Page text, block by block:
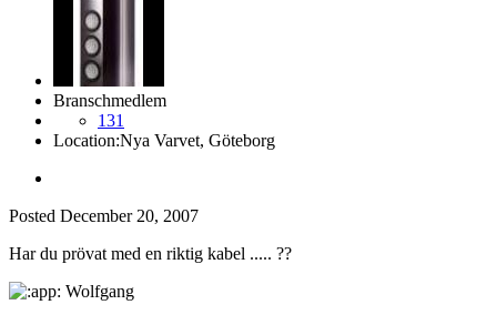
Branschmedlem
131
Location:Nya Varvet, Göteborg
Posted December 20, 2007
Har du prövat med en riktig kabel ..... ??
Wolfgang